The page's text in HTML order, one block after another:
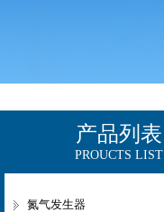
产品列表
PROUCTS LIST
氮气发生器